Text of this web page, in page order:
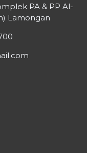
PA & PP Al-
Lamongan